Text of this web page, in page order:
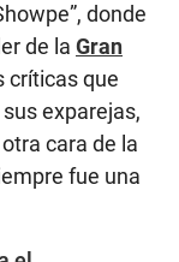
donde
de la Gran
críticas que
exparejas,
cara de la
fue una